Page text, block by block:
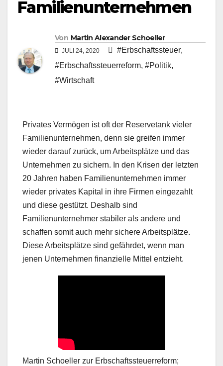
Familienunternehmen
Von Martin Alexander Schoeller
JULI 24, 2020 #Erbschaftssteuer,
#Erbschaftssteuerreform, #Politik,
#Wirtschaft
Privates Vermögen ist oft der Reservetank vieler
Familienunternehmen, denn sie greifen immer
wieder darauf zurück, um Arbeitsplätze und das
Unternehmen zu sichern. In den Krisen der letzten
20 Jahren haben Familienunternehmen immer
wieder privates Kapital in ihre Firmen eingezahlt
und diese gestützt. Deshalb sind
Familienunternehmer stabiler als andere und
schaffen somit auch mehr sichere Arbeitsplätze.
Diese Arbeitsplätze sind gefährdet, wenn man
jenen Unternehmen finanzielle Mittel entzieht.
Martin Schoeller zur Erbschaftssteuerreform;